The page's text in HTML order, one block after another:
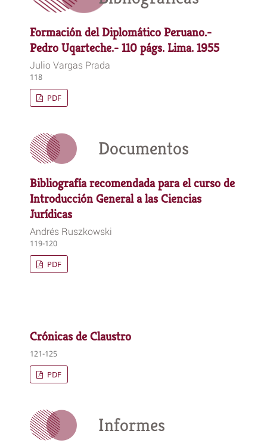
Formación del Diplomático Peruano.-
Pedro Uqarteche.- 110 págs. Lima. 1955
Julio Vargas Prada
118
PDF
Documentos
Bibliografía recomendada para el curso de
Introducción General a las Ciencias
Jurídicas
Andrés Ruszkowski
119-120
PDF
Crónicas de Claustro
121-125
PDF
Informes